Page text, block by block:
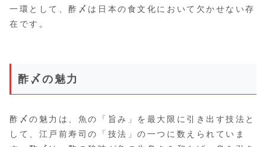
一環として、酢〆は日本の食文化において欠かせない存
在です。
酢〆の魅力
酢〆の魅力は、魚の「旨み」を最大限に引き出す技法と
して、江戸前寿司の「技法」の一つに数えられていま